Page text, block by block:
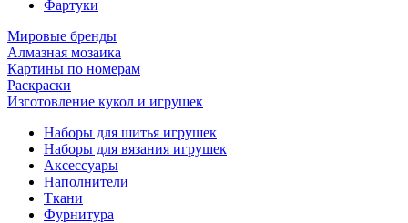
Фартуки
Мировые бренды
Алмазная мозаика
Картины по номерам
Раскраски
Изготовление кукол и игрушек
Наборы для шитья игрушек
Наборы для вязания игрушек
Аксессуары
Наполнители
Ткани
Фурнитура